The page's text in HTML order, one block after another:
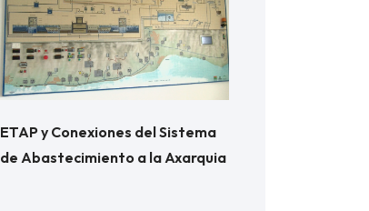
ETAP y Conexiones del Sistema
de Abastecimiento a la Axarquia